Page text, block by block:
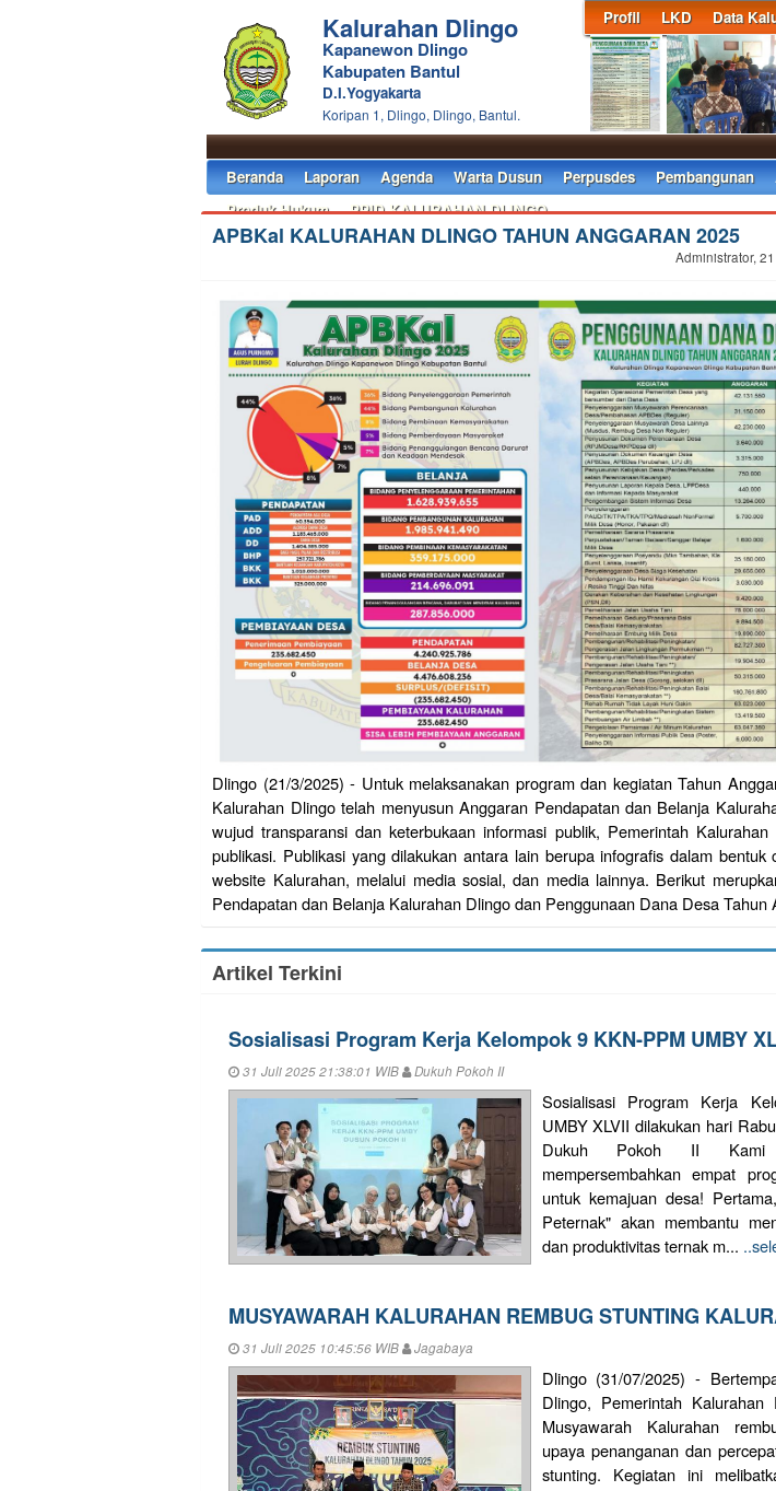
Profil LKD Data
Kalurahan Dlingo
Kapanewon Dlingo
Kabupaten Bantul
D.I.Yogyakarta
Koripan 1, Dlingo, Dlingo, Bantul.
Beranda Laporan Agenda Warta Dusun Perpusdes Pembangunan
Produk Hukum
PPID KALURAHAN DLINGO
APBKal KALURAHAN DLINGO TAHUN ANGGARAN 2025
Administrator,
Dlingo (21/3/2025) - Untuk melaksanakan program dan kegiatan Tahun
Kalurahan Dlingo telah menyusun Anggaran Pendapatan dan Belanja
wujud transparansi dan keterbukaan informasi publik, Pemerintah Kalurahan
publikasi. Publikasi yang dilakukan antara lain berupa infografis dalam bentuk
website Kalurahan, melalui media sosial, dan media lainnya. Berikut
Pendapatan dan Belanja Kalurahan Dlingo dan Penggunaan Dana Desa Tahun
Artikel Terkini
Sosialisasi Program Kerja Kelompok 9 KKN-PPM UMBY
31 Juli 2025 21:38:01 WIB Dukuh Pokoh II
Sosialisasi Program Kerja
UMBY XLVII dilakukan hari
Dukuh Pokoh II Kami
mempersembahkan empat
untuk kemajuan desa!
Peternak" akan membantu
dan produktivitas ternak m...
MUSYAWARAH KALURAHAN REMBUG STUNTING
31 Juli 2025 10:45:56 WIB Jagabaya
Dlingo (31/07/2025) -
Dlingo, Pemerintah Kalurahan
Musyawarah Kalurahan
upaya penanganan dan
stunting. Kegiatan ini
Semua